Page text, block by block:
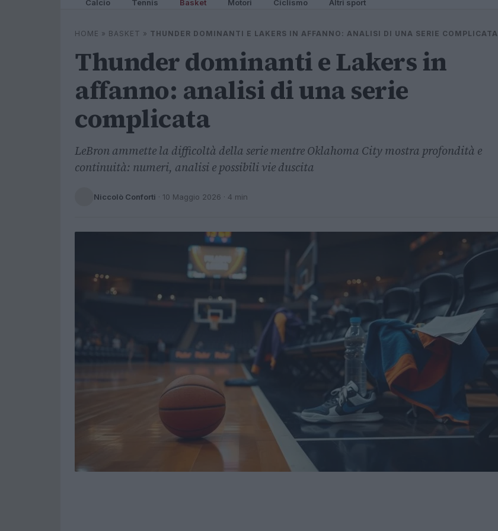
Calcio Tennis Basket Motori Ciclismo Altri sport
HOME » BASKET » THUNDER DOMINANTI E LAKERS IN AFFANNO: ANALISI DI UNA SERIE COMPLICATA
Thunder dominanti e Lakers in
affanno: analisi di una serie
complicata
LeBron ammette la difficoltà della serie mentre Oklahoma City mostra profondità e
continuità: numeri, analisi e possibili vie duscita
Niccolò Conforti · 10 Maggio 2026 · 4 min